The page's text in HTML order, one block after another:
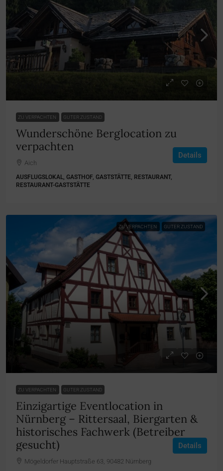
ZU VERPACHTEN GUTER ZUSTAND
Wunderschöne Berglocation zu
verpachten
Aich
AUSFLUGSLOKAL, GASTHOF, GASTSTÄTTE, RESTAURANT,
RESTAURANT-GASTSTÄTTE
Details
ZU VERPACHTEN GUTER ZUSTAND
ZU VERPACHTEN GUTER ZUSTAND
Einzigartige Eventlocation in
Nürnberg – Rittersaal, Biergarten &
historisches Fachwerk (Betreiber
gesucht)
Mögeldorfer Hauptstraße 63, 90482 Nürnberg
Details